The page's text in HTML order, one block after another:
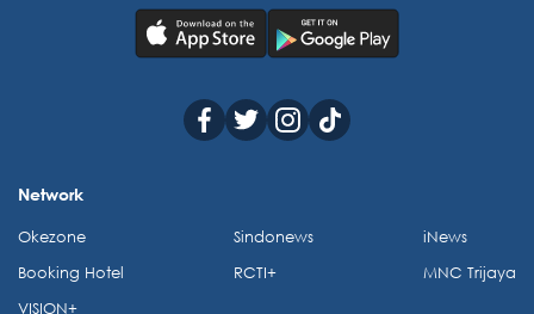
Network
Okezone
Booking Hotel
VISION+
Sindonews
RCTI+
iNews
MNC Trijaya